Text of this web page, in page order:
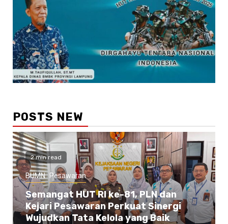
POSTS NEW
2 min read
Lampung Selatan Pemerintahan
Perbaikan Jalan RA Basyid Segera
Dimulai, Pemkab Lampung Selatan
Pastikan Mobilitas Warga Lebih Aman
dan Nyaman